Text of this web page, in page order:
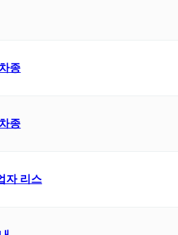
종
종
자 리스